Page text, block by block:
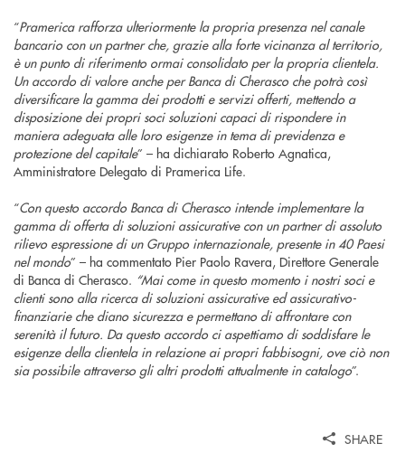
“Pramerica rafforza ulteriormente la propria presenza nel canale
bancario con un partner che, grazie alla forte vicinanza al territorio,
è un punto di riferimento ormai consolidato per la propria clientela.
Un accordo di valore anche per Banca di Cherasco che potrà così
diversificare la gamma dei prodotti e servizi offerti, mettendo a
disposizione dei propri soci soluzioni capaci di rispondere in
maniera adeguata alle loro esigenze in tema di previdenza e
protezione del capitale” – ha dichiarato Roberto Agnatica,
Amministratore Delegato di Pramerica Life.
“Con questo accordo Banca di Cherasco intende implementare la
gamma di offerta di soluzioni assicurative con un partner di assoluto
rilievo espressione di un Gruppo internazionale, presente in 40 Paesi
nel mondo” – ha commentato Pier Paolo Ravera, Direttore Generale
di Banca di Cherasco. “Mai come in questo momento i nostri soci e
clienti sono alla ricerca di soluzioni assicurative ed assicurativo-
finanziarie che diano sicurezza e permettano di affrontare con
serenità il futuro. Da questo accordo ci aspettiamo di soddisfare le
esigenze della clientela in relazione ai propri fabbisogni, ove ciò non
sia possibile attraverso gli altri prodotti attualmente in catalogo”.
SHARE